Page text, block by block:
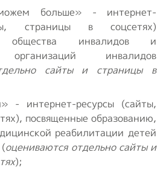
больше» - интернет-
страницы в соцсетях)
общества инвалидов и
организаций инвалидов
сайты и страницы в
- интернет-ресурсы (сайты,
посвященные образованию,
реабилитации детей
оцениваются отдельно сайты и
);